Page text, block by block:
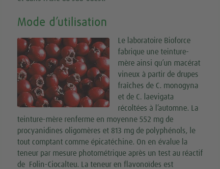
Mode d’utilisation
Le laboratoire Bioforce
fabrique une teinture-
mère ainsi qu’un macérat
vineux à partir de drupes
fraîches de C. monogyna
et de C. laevigata
récoltées à l’automne. La
teinture-mère renferme en moyenne 552 mg de
procyanidines oligomères et 813 mg de polyphénols, le
tout comptant comme épicatéchine. On en évalue la
teneur par mesure photométrique après un test au réactif
de Folin-Ciocalteu. La teneur en flavonoïdes est